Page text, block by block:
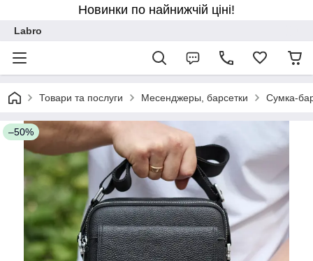
Новинки по найнижчій ціні!
Labro
Товари та послуги Месенджеры, барсетки Сумка-
–50%